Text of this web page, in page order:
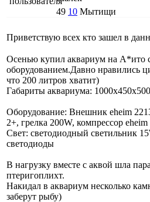
49 10 Мытищи
Приветствую всех кто зашел в
Осенью купил аквариум на А*ито
оборудованием.Давно нравились
что 200 литров хватит)
Габариты аквариума:
Оборудование: Внешник eheim
2+, грелка 200W, компрессор eheim
Свет: светодиодный светильник
светодиоды
В нагрузку вместе с аквой шла пара
птеригоплихт.
Накидал в аквариум несколько
заберут рыбу)